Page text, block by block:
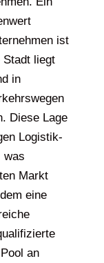
ist
Stadt liegt
in
Diese Lage
Logistik-
was
Markt
eine
an